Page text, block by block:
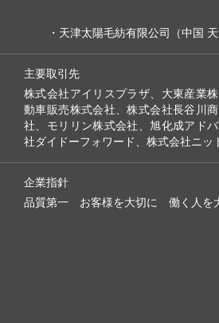
天津太陽毛紡有限公司（中国 天
主要取引先
株式会社アイリスプラザ、大東産業
動車販売株式会社、株式会社長谷川
社、モリリン株式会社、旭化成アド
社ダイドーフォワード、株式会社ニッ
企業指針
品質第一 お客様を大切に 働く人を